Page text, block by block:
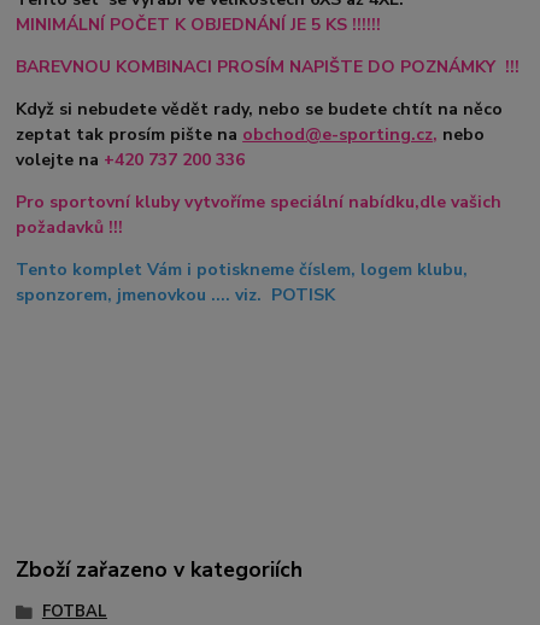
MINIMÁLNÍ POČET K OBJEDNÁNÍ JE 5 KS !!!!!!
BAREVNOU KOMBINACI PROSÍM NAPIŠTE DO POZNÁMKY !!!
Když si nebudete vědět rady, nebo se budete chtít na něco
zeptat tak prosím pište na obchod@e-sporting.cz, nebo
volejte na +420 737 200 336
Pro sportovní kluby vytvoříme speciální nabídku,dle vašich
požadavků !!!
Tento komplet Vám i potiskneme číslem, logem klubu,
sponzorem, jmenovkou .... viz. POTISK
Zboží zařazeno v kategoriích
FOTBAL